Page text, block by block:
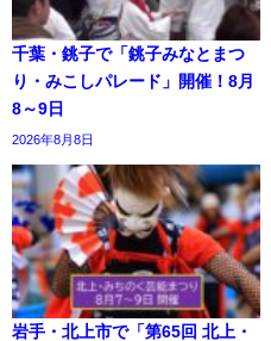
千葉・銚子で「銚子みなとまつ
り・みこしパレード」開催！8月
8～9日
2026年8月8日
岩手・北上市で「第65回 北上・